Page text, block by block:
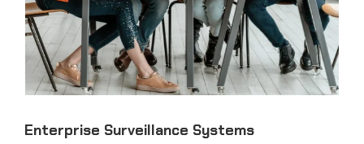
Enterprise Surveillance Systems